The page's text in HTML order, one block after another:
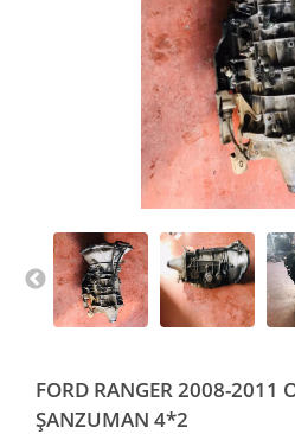
FORD RANGER 2008-2011
ŞANZUMAN 4*2